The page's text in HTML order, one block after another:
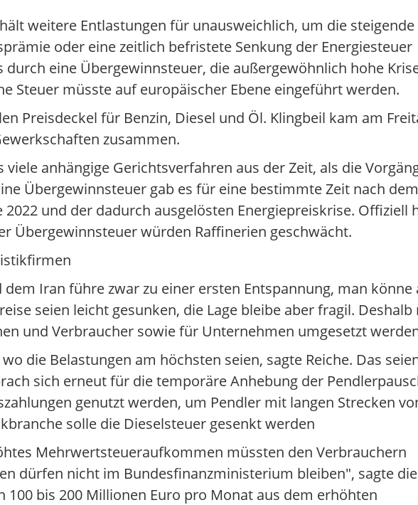
weitere Entlastungen für unausweichlich, um die
oder eine zeitlich befristete Senkung der Energiesteuer
durch eine Übergewinnsteuer, die außergewöhnlich hohe
Steuer müsste auf europäischer Ebene eingeführt werden.
Preisdeckel für Benzin, Diesel und Öl. Klingbeil kam am
zusammen.
viele anhängige Gerichtsverfahren aus der Zeit, als die
Übergewinnsteuer gab es für eine bestimmte Zeit nach
und der dadurch ausgelösten Energiepreiskrise. Offiziell
Übergewinnsteuer würden Raffinerien geschwächt.
Iran führe zwar zu einer ersten Entspannung, man könne
seien leicht gesunken, die Lage bleibe aber fragil.
und Verbraucher sowie für Unternehmen umgesetzt
die Belastungen am höchsten seien, sagte Reiche. Das
sich erneut für die temporäre Anhebung der
genutzt werden, um Pendler mit langen Strecken
solle die Dieselsteuer gesenkt werden
Mehrwertsteueraufkommen müssten den Verbrauchern
dürfen nicht im Bundesfinanzministerium bleiben", sagte
bis 200 Millionen Euro pro Monat aus dem erhöhten